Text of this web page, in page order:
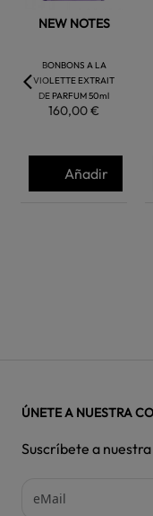
NEW NOTES
BONBONS A LA
VIOLETTE EXTRAIT
DE PARFUM 50ml
160,00 €
Añadir
ÚNETE A NUESTRA
Suscríbete a